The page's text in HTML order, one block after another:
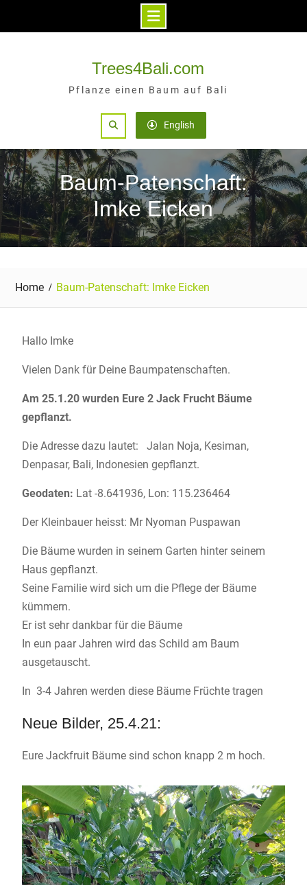
Trees4Bali.com
Pflanze einen Baum auf Bali
Search English
Baum-Patenschaft:
Imke Eicken
Home Baum-Patenschaft: Imke Eicken
Hallo Imke
Vielen Dank für Deine Baumpatenschaften.
Am 25.1.20 wurden Eure 2 Jack Frucht Bäume
gepflanzt.
Die Adresse dazu lautet: Jalan Noja, Kesiman,
Denpasar, Bali, Indonesien gepflanzt.
Geodaten: Lat -8.641936, Lon: 115.236464
Der Kleinbauer heisst: Mr Nyoman Puspawan
Die Bäume wurden in seinem Garten hinter seinem
Haus gepflanzt.
Seine Familie wird sich um die Pflege der Bäume
kümmern.
Er ist sehr dankbar für die Bäume
In eun paar Jahren wird das Schild am Baum
ausgetauscht.
In 3-4 Jahren werden diese Bäume Früchte tragen
Neue Bilder, 25.4.21:
Eure Jackfruit Bäume sind schon knapp 2 m hoch.